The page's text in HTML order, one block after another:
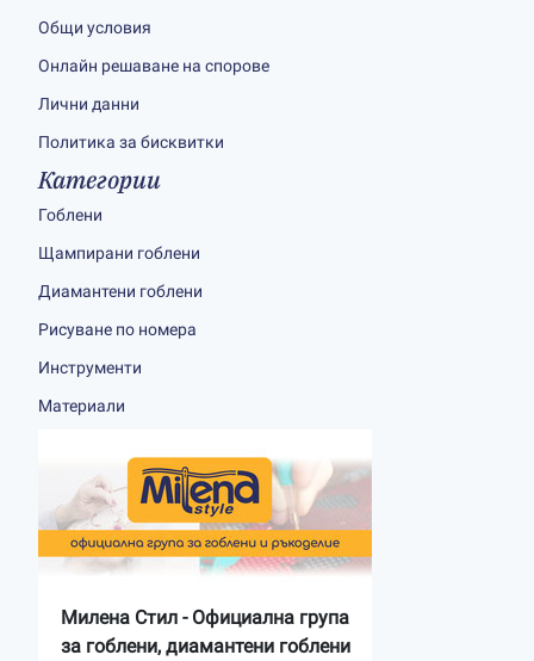
Общи условия
Онлайн решаване на спорове
Лични данни
Политика за бисквитки
Категории
Гоблени
Щампирани гоблени
Диамантени гоблени
Рисуване по номера
Инструменти
Материали
Милена Стил - Официална група
за гоблени, диамантени гоблени